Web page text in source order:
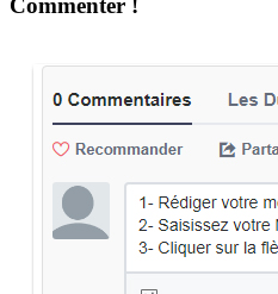
Commenter !